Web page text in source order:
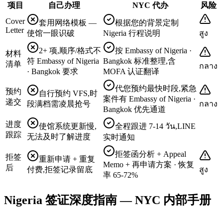
项目 自己办理 NYC 代办
风险
Cover
Letter
套用网络模板 —
使馆一眼识破
根据您的背景定制
Nigeria 行程说明
สูง
材料
清单
2+ 项,顺序/格式不
符 Embassy of Nigeria
· Bangkok 要求
按 Embassy of Nigeria ·
Bangkok 标准整理,含
MOFA 认证翻译
กลาง
预约
递交
自行预约 VFS,时
段满档需凌晨抢号
代您预约最快时段,紧急
案件有 Embassy of Nigeria ·
Bangkok 优先通道
กลาง
进度
跟踪
使馆系统更新慢,
无法及时了解进度
全程跟进 7-14 วัน,LINE
实时通知
拒签
后
重新申请 + 重复
付费,拒签记录留底
拒签函分析 + Appeal
Memo + 再申请方案 · 恢复
率 65-72%
สูง
Nigeria 签证深度指南 — NYC 内部手册